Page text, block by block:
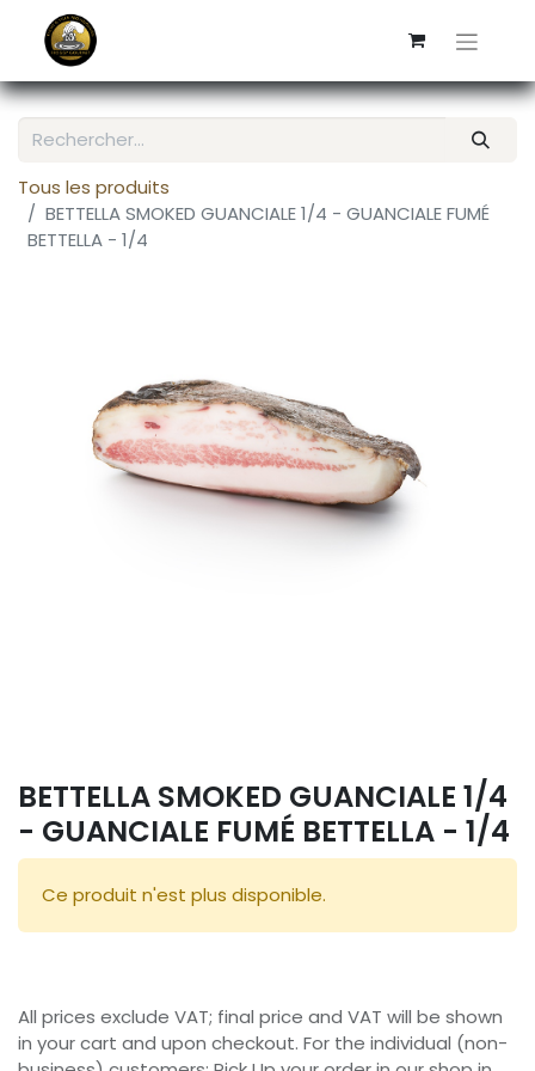
Tous les produits
BETTELLA SMOKED GUANCIALE 1/4 - GUANCIALE FUMÉ
BETTELLA - 1/4
BETTELLA SMOKED GUANCIALE 1/4
- GUANCIALE FUMÉ BETTELLA - 1/4
Ce produit n'est plus disponible.
All prices exclude VAT; final price and VAT will be shown
in your cart and upon checkout. For the individual (non-